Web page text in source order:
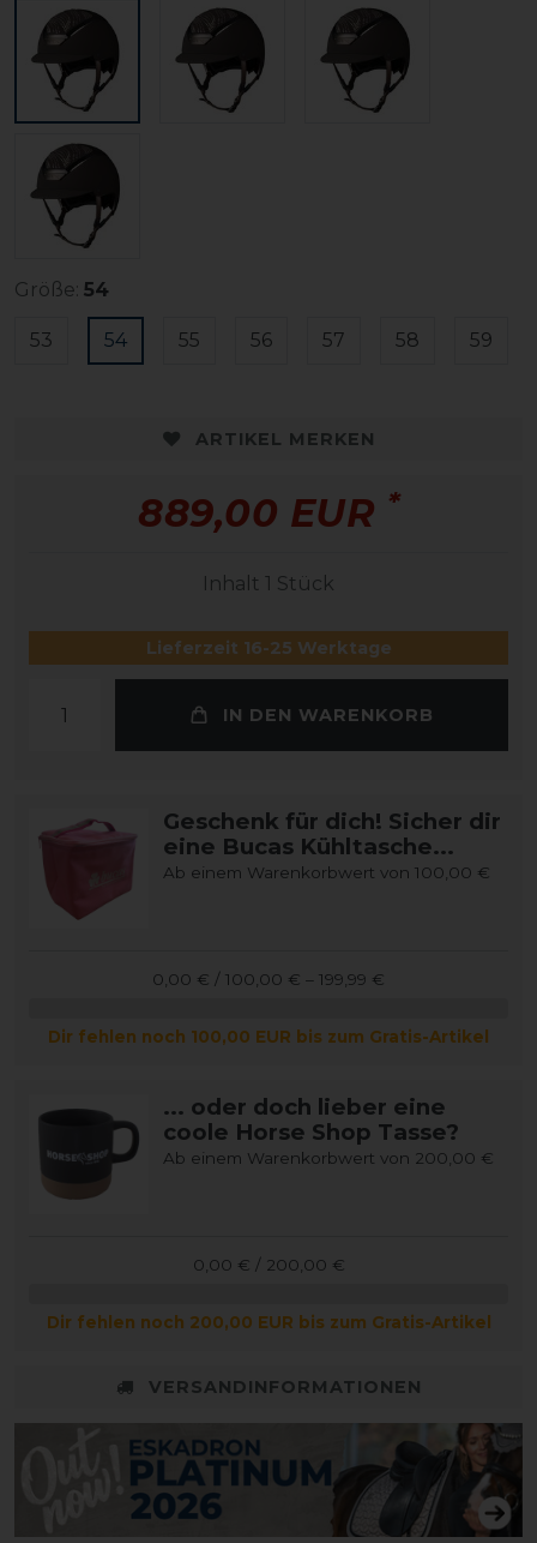
Größe: 54
53 54 55 56 57 58 59
ARTIKEL MERKEN
889,00 EUR *
Inhalt 1 Stück
Lieferzeit 16-25 Werktage
IN DEN WARENKORB
Geschenk für dich! Sicher dir
eine Bucas Kühltasche...
Ab einem Warenkorbwert von 100,00 €
0,00 € / 100,00 € – 199,99 €
Dir fehlen noch 100,00 EUR bis zum Gratis-Artikel
... oder doch lieber eine
coole Horse Shop Tasse?
Ab einem Warenkorbwert von 200,00 €
0,00 € / 200,00 €
Dir fehlen noch 200,00 EUR bis zum Gratis-Artikel
VERSANDINFORMATIONEN